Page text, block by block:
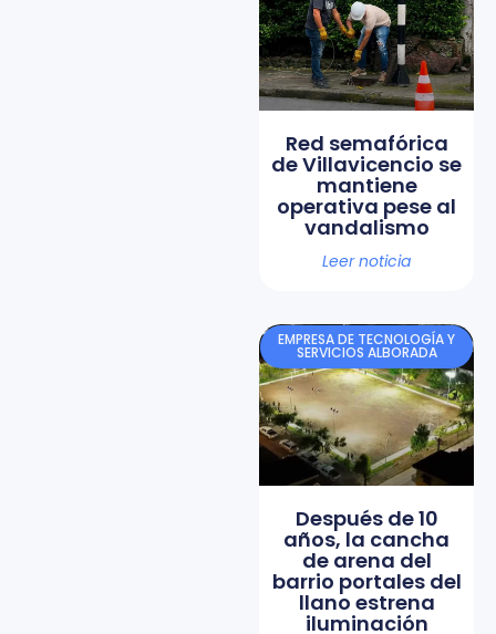
Red semafórica
de Villavicencio se
mantiene
operativa pese al
vandalismo
Leer noticia
EMPRESA DE TECNOLOGÍA Y
SERVICIOS ALBORADA
Después de 10
años, la cancha
de arena del
barrio portales del
llano estrena
iluminación